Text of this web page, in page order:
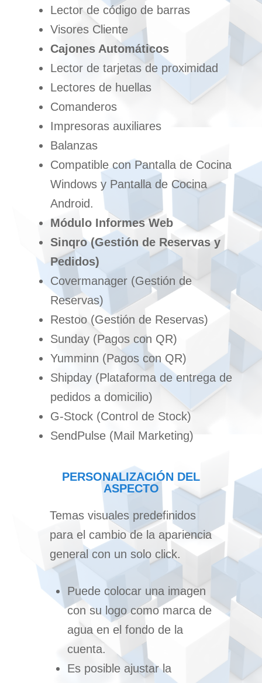
Lector de código de barras
Visores Cliente
Cajones Automáticos
Lector de tarjetas de proximidad
Lectores de huellas
Comanderos
Impresoras auxiliares
Balanzas
Compatible con Pantalla de Cocina
Windows y Pantalla de Cocina
Android.
Módulo Informes Web
Sinqro (Gestión de Reservas y
Pedidos)
Covermanager (Gestión de
Reservas)
Restoo (Gestión de Reservas)
Sunday (Pagos con QR)
Yumminn (Pagos con QR)
Shipday (Plataforma de entrega de
pedidos a domicilio)
G-Stock (Control de Stock)
SendPulse (Mail Marketing)
PERSONALIZACIÓN DEL
ASPECTO
Temas visuales predefinidos
para el cambio de la apariencia
general con un solo click.
Puede colocar una imagen
con su logo como marca de
agua en el fondo de la
cuenta.
Es posible ajustar la